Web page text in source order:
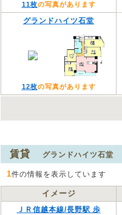
11枚の写真があります
グランドハイツ石堂
12枚の写真があります
賃貸 グランドハイツ石堂
1件の情報を表示しています
イメージ
ＪＲ信越本線/長野駅 歩